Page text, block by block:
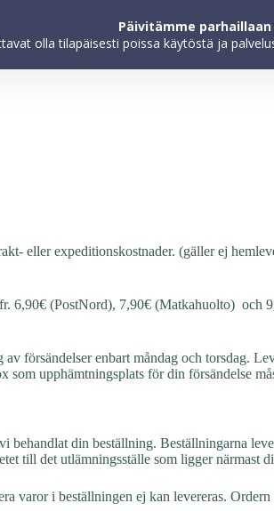
Päivitämme
olla tilapäisesti poissa käytöstä ja
eller expeditionskostnader. (gäller ej
6,90€ (PostNord), 7,90€ (Matkahuolto) och
försändelser enbart måndag och torsdag.
upphämtningsplats för din försändelse
behandlat din beställning. Beställningarna
till det utlämningsställe som ligger
varor i beställningen ej kan levereras. Ordern
käyttäjäkokemuksen parantamiseksi,
hyväksyt evästeiden käytön.